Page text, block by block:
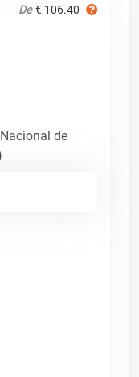
De € 106.40
de